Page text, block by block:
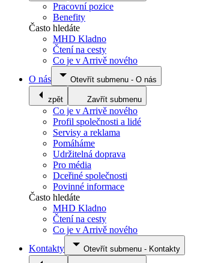
Pracovní pozice
Benefity
Často hledáte
MHD Kladno
Čtení na cesty
Co je v Arrivě nového
O nás
Otevřít submenu - O nás
zpět Zavřít submenu
Co je v Arrivě nového
Profil společnosti a lidé
Servisy a reklama
Pomáháme
Udržitelná doprava
Pro média
Dceřiné společnosti
Povinné informace
Často hledáte
MHD Kladno
Čtení na cesty
Co je v Arrivě nového
Kontakty
Otevřít submenu - Kontakty